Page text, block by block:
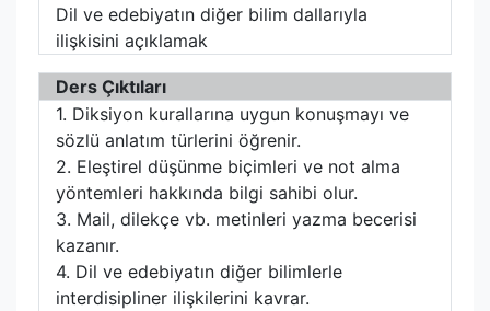
Dil ve edebiyatın diğer bilim dallarıyla
ilişkisini açıklamak
Ders Çıktıları
1. Diksiyon kurallarına uygun konuşmayı ve
sözlü anlatım türlerini öğrenir.
2. Eleştirel düşünme biçimleri ve not alma
yöntemleri hakkında bilgi sahibi olur.
3. Mail, dilekçe vb. metinleri yazma becerisi
kazanır.
4. Dil ve edebiyatın diğer bilimlerle
interdisipliner ilişkilerini kavrar.